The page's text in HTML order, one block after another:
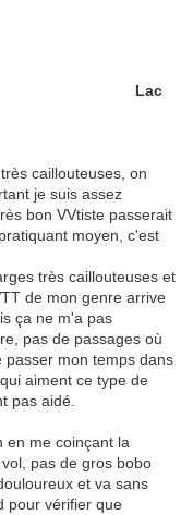
sentier Lac
caillouteuses, on
je suis assez
bon VVtiste passerait
moyen, c'est
très caillouteuses et
de mon genre arrive
ça ne m'a pas
pas de passages où
passer mon temps dans
aiment ce type de
pas aidé.
en me coinçant la
pas de gros bobo
et va sans
pour vérifier que